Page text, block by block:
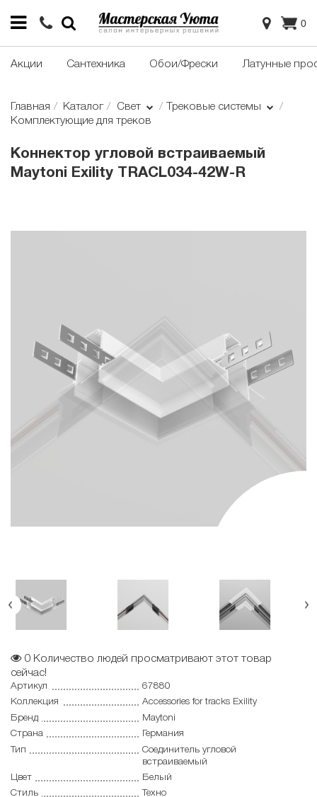
0
Акции Сантехника Обои/Фрески Латунные
Главная Каталог Свет
Трековые системы
Комплектующие для треков
Коннектор угловой встраиваемый
Maytoni Exility TRACL034-42W-R
0 Количество людей просматривают этот товар
сейчас!
Артикул
67880
Коллекция
Accessories for tracks Exility
Бренд
Maytoni
Страна
Германия
Тип
Соединитель угловой
встраиваемый
Цвет
Белый
Стиль
Техно